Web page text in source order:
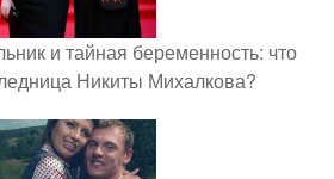
и тайная беременность: что
Никиты Михалкова?